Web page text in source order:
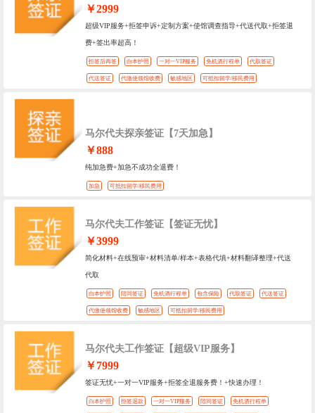
￥2999
超级VIP服务+拒签申诉+定制方案+使馆调查指导+代送代取+拒签退
费+签出率超高！
拒签后再签 白本护照 一对一VIP服务 免机酒行程单 代取签证
代送签证 代缴使领馆收费 敏感地区 可抵扣留学/移民费用
马尔代夫探亲签证【7天加急】
￥888
纯加急费+加急不成功全退费！
加急 可抵扣留学/移民费用
马尔代夫工作签证【签证无忧】
￥3999
简化材料+在线预审+材料清单/样本+表格代填+材料翻译整理+代送
代取
白本护照 陪同签证 免机酒行程单 包含保险 代取签证 代送签证
代缴使领馆收费 敏感地区 可抵扣留学/移民费用
马尔代夫工作签证【超级VIP服务】
￥7999
签证无忧+一对一VIP服务+拒签全退服务费！+快速办理！
白本护照 拒签退款 一对一VIP服务 陪同签证 免机酒行程单